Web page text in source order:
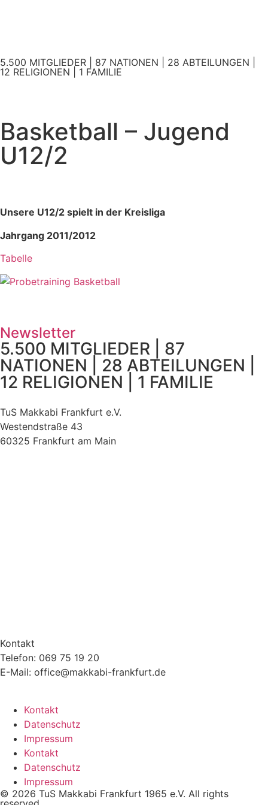
5.500 MITGLIEDER | 87 NATIONEN | 28 ABTEILUNGEN |
12 RELIGIONEN | 1 FAMILIE
Basketball – Jugend
U12/2
Unsere U12/2 spielt in der Kreisliga
Jahrgang 2011/2012
Tabelle
Newsletter
5.500 MITGLIEDER | 87
NATIONEN | 28 ABTEILUNGEN |
12 RELIGIONEN | 1 FAMILIE
TuS Makkabi Frankfurt e.V.
Westendstraße 43
60325 Frankfurt am Main
Kontakt
Telefon: 069 75 19 20
E-Mail: office@makkabi-frankfurt.de
Kontakt
Datenschutz
Impressum
Kontakt
Datenschutz
Impressum
© 2026 TuS Makkabi Frankfurt 1965 e.V. All rights